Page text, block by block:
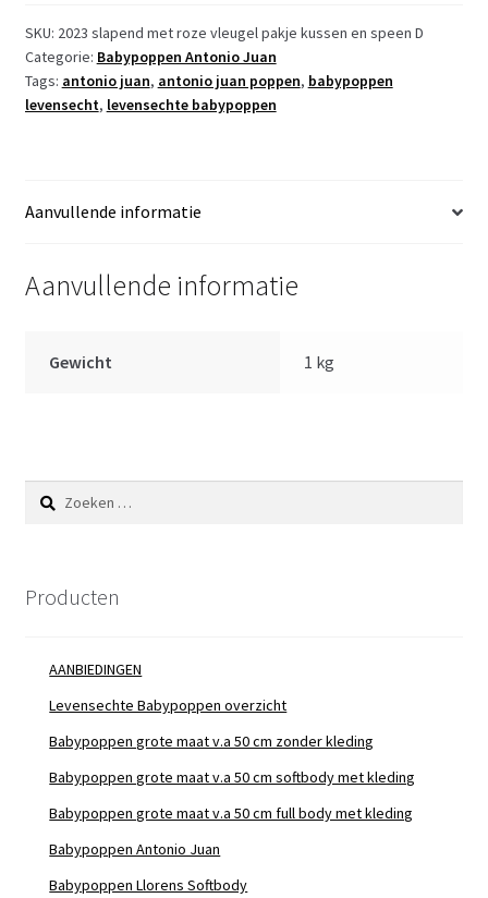
babypop
soft
body
slapend
en
40
SKU: 2023 slapend met roze vleugel pakje kussen en speen D
Categorie: Babypoppen Antonio Juan
Tags: antonio juan, antonio juan poppen, babypoppen
levensecht, levensechte babypoppen
Aanvullende informatie
Aanvullende informatie
Gewicht 1 kg
Zoeken
naar:
Producten
AANBIEDINGEN
Levensechte Babypoppen overzicht
Babypoppen grote maat v.a 50 cm zonder kleding
Babypoppen grote maat v.a 50 cm softbody met kleding
Babypoppen grote maat v.a 50 cm full body met kleding
Babypoppen Antonio Juan
Babypoppen Llorens Softbody